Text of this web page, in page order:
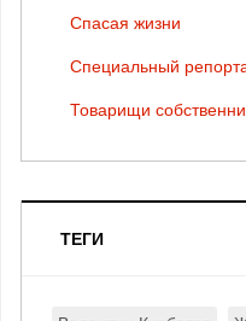
Спасая жизни
Специальный
Товарищи
ТЕГИ